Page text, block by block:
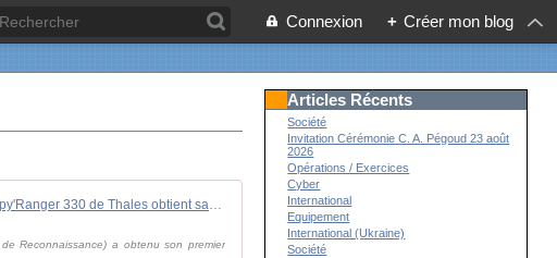
Connexion + Créer mon blog
Le drone Spy'Ranger 330 de Thales obtient sa certification de type par la DGA - Theatrum Belli
Reconnaissance) a obtenu son premier
Articles Récents
Société
Invitation Cérémonie C. A. Pégoud 23 août
2026
Opérations / Exercices
Cyber
International
Equipement
International (Ukraine)
Société